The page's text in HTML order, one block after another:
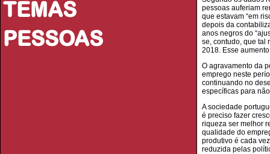
TEMAS
PESSOAS
pessoas auferiam
que estavam “em
depois da
anos negros do
se, contudo, que tal
2018. Esse
O agravamento da
emprego neste
continuando no
específicas para
A sociedade
é preciso fazer
riqueza ser melhor
qualidade do
produtivo é cada
reduzida pelas